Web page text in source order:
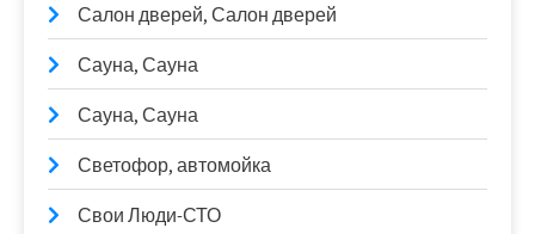
Салон дверей, Салон дверей
Сауна, Сауна
Сауна, Сауна
Светофор, автомойка
Свои Люди-СТО